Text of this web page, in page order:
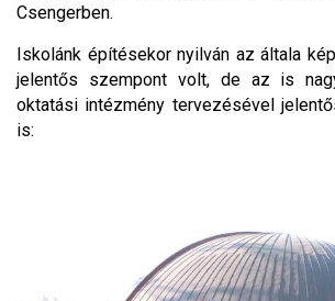
Csengerben.
Iskolánk építésekor nyilván az általa
jelentős szempont volt, de az is
oktatási intézmény tervezésével
is: